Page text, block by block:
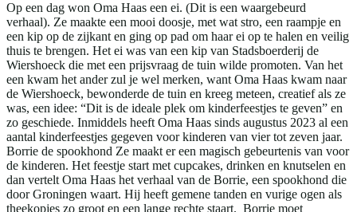
Op een dag won Oma Haas een ei. (Dit is een waargebeurd
verhaal). Ze maakte een mooi doosje, met wat stro, een raampje en
een kip op de zijkant en ging op pad om haar ei op te halen en veilig
thuis te brengen. Het ei was van een kip van Stadsboerderij de
Wiershoeck die met een prijsvraag de tuin wilde promoten. Van het
een kwam het ander zul je wel merken, want Oma Haas kwam naar
de Wiershoeck, bewonderde de tuin en kreeg meteen, creatief als ze
was, een idee: “Dit is de ideale plek om kinderfeestjes te geven” en
zo geschiede. Inmiddels heeft Oma Haas sinds augustus 2023 al een
aantal kinderfeestjes gegeven voor kinderen van vier tot zeven jaar.
Borrie de spookhond Ze maakt er een magisch gebeurtenis van voor
de kinderen. Het feestje start met cupcakes, drinken en knutselen en
dan vertelt Oma Haas het verhaal van de Borrie, een spookhond die
door Groningen waart. Hij heeft gemene tanden en vurige ogen als
theekopjes zo groot en een lange rechte staart. Borrie moet